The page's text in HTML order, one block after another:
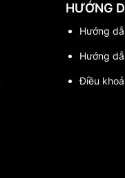
HƯỚNG
Hướng
Hướng
Điều